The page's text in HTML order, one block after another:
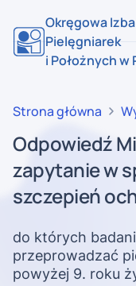
Okręgowa Izba
Pielęgniarek
i Położnych w
Strona główna
Odpowiedź
zapytanie w
szczepień
do których
przeprowadzać
powyżej 9. roku